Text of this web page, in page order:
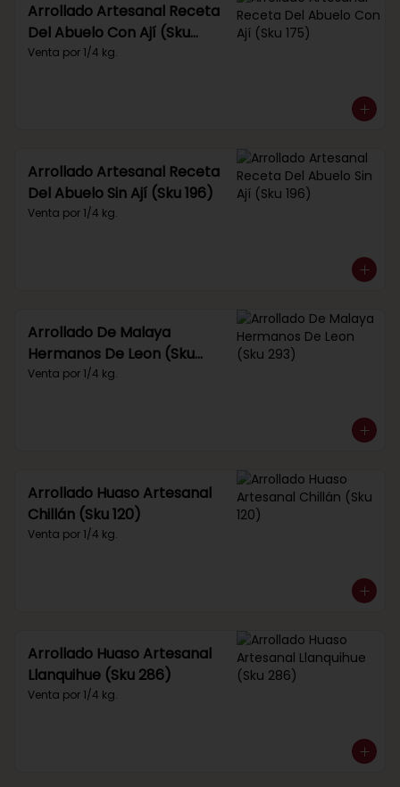
Arrollado Artesanal Receta
Del Abuelo Con Ají (Sku
175)
Venta por 1/4 kg.
Arrollado Artesanal Receta
Del Abuelo Sin Ají (Sku 196)
Venta por 1/4 kg.
Arrollado De Malaya
Hermanos De Leon (Sku
293)
Venta por 1/4 kg.
Arrollado Huaso Artesanal
Chillán (Sku 120)
Venta por 1/4 kg.
Arrollado Huaso Artesanal
Llanquihue (Sku 286)
Venta por 1/4 kg.